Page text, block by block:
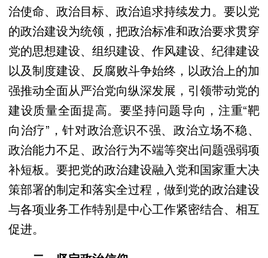
治使命、政治目标、政治追求持续发力。要以党
的政治建设为统领，把政治标准和政治要求贯穿
党的思想建设、组织建设、作风建设、纪律建设
以及制度建设、反腐败斗争始终，以政治上的加
强推动全面从严治党向纵深发展，引领带动党的
建设质量全面提高。要坚持问题导向，注重“靶
向治疗”，针对政治意识不强、政治立场不稳、
政治能力不足、政治行为不端等突出问题强弱项
补短板。要把党的政治建设融入党和国家重大决
策部署的制定和落实全过程，做到党的政治建设
与各项业务工作特别是中心工作紧密结合、相互
促进。